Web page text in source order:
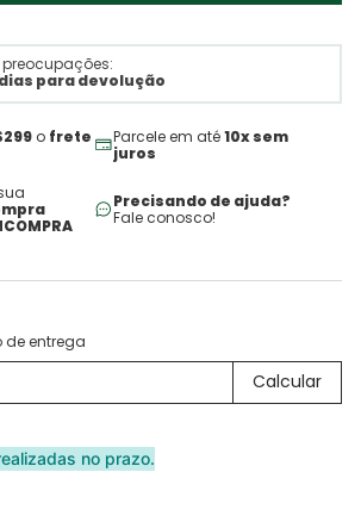
para devolução
o frete
Parcele em até10x sem
juros
Precisando de ajuda?
Fale conosco!
de entrega
no prazo.